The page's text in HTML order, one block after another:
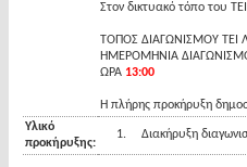
Στον δικτυακό τόπο του
ΤΟΠΟΣ ΔΙΑΓΩΝΙΣΜΟΥ ΤΕΙ
ΗΜΕΡΟΜΗΝΙΑ
ΩΡΑ 13:00
Η πλήρης προκήρυξη
Υλικό
προκήρυξης:
1. Διακήρυξη